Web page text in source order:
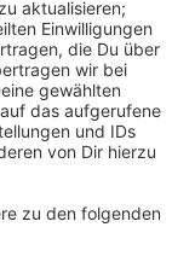
durch die
sein wird
Der Erlös aus
in